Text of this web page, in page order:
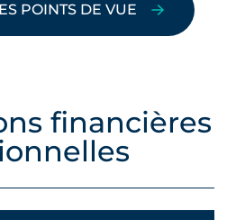
POINTS DE VUE
financières